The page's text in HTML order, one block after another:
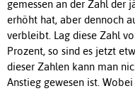
gemessen an der Zahl der
erhöht hat, aber dennoch
verbleibt. Lag diese Zahl
Prozent, so sind es jetzt
dieser Zahlen kann man
Anstieg gewesen ist.